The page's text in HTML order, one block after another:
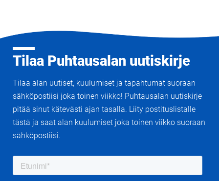
Tilaa Puhtausalan uutiskirje
Tilaa alan uutiset, kuulumiset ja tapahtumat suoraan
sähköpostiisi joka toinen viikko! Puhtausalan uutiskirje
pitää sinut kätevästi ajan tasalla. Liity postituslistalle
tästä ja saat alan kuulumiset joka toinen viikko suoraan
sähköpostiisi.